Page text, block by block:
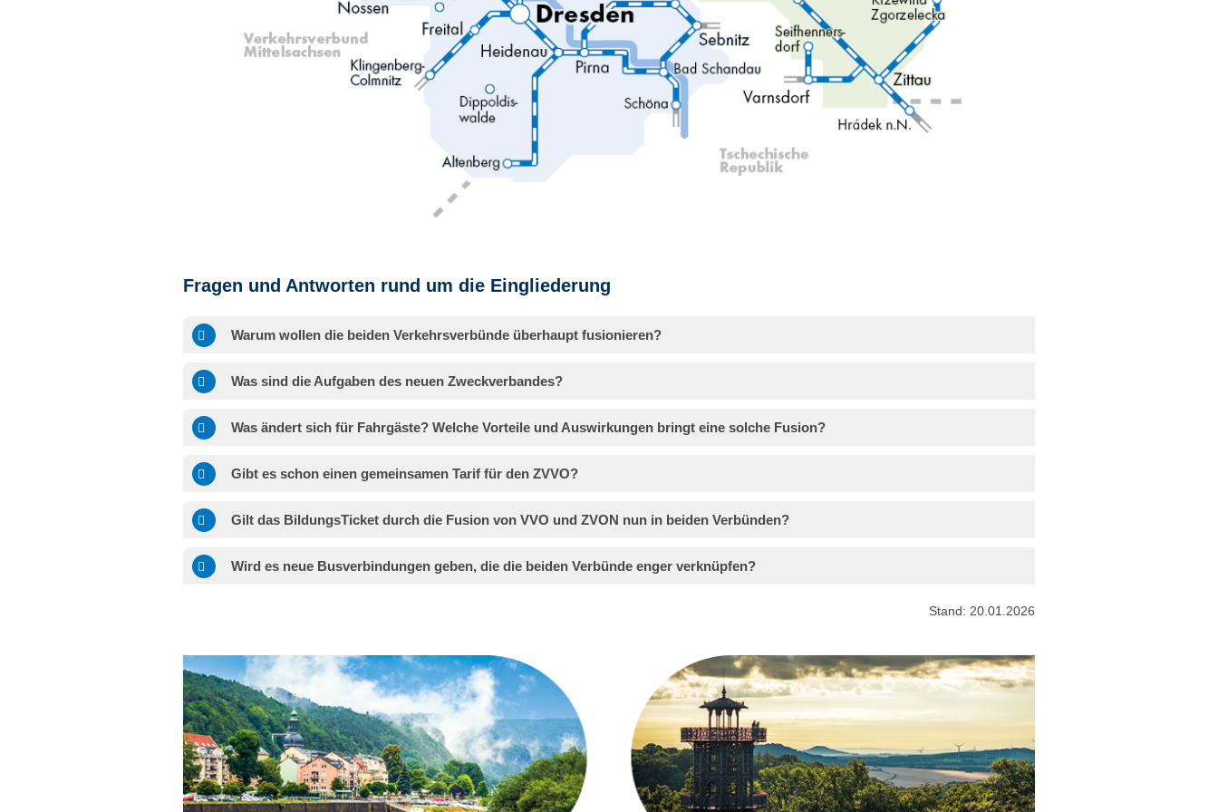
Fragen und Antworten rund um die Eingliederung
Warum wollen die beiden Verkehrsverbünde überhaupt fusionieren?
Was sind die Aufgaben des neuen Zweckverbandes?
Was ändert sich für Fahrgäste? Welche Vorteile und Auswirkungen bringt eine solche Fusion?
Gibt es schon einen gemeinsamen Tarif für den ZVVO?
Gilt das BildungsTicket durch die Fusion von VVO und ZVON nun in beiden Verbünden?
Wird es neue Busverbindungen geben, die die beiden Verbünde enger verknüpfen?
Stand: 20.01.2026